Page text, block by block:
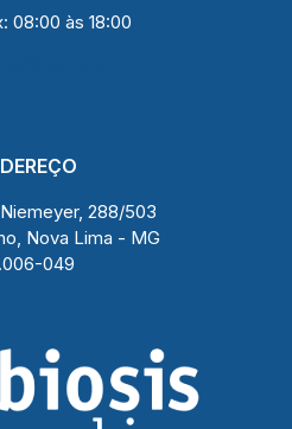
08:00 às 18:00
288/503
Nova Lima - MG
049